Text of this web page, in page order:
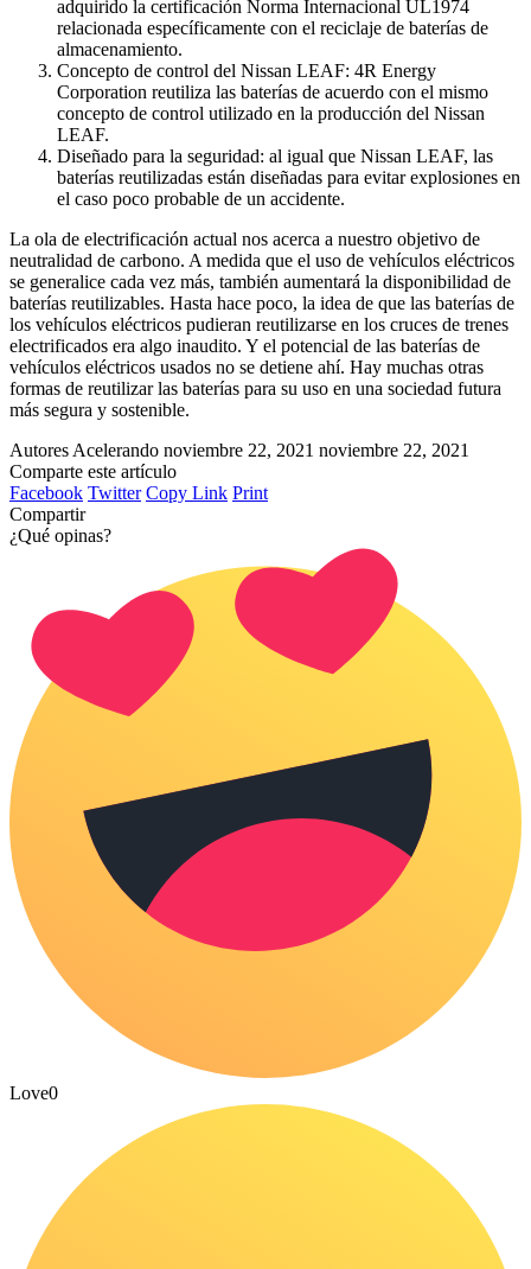
adquirido la certificación Norma Internacional UL1974
relacionada específicamente con el reciclaje de baterías de
almacenamiento.
Concepto de control del Nissan LEAF: 4R Energy
Corporation reutiliza las baterías de acuerdo con el mismo
concepto de control utilizado en la producción del Nissan
LEAF.
Diseñado para la seguridad: al igual que Nissan LEAF, las
baterías reutilizadas están diseñadas para evitar explosiones en
el caso poco probable de un accidente.
La ola de electrificación actual nos acerca a nuestro objetivo de
neutralidad de carbono. A medida que el uso de vehículos eléctricos
se generalice cada vez más, también aumentará la disponibilidad de
baterías reutilizables. Hasta hace poco, la idea de que las baterías de
los vehículos eléctricos pudieran reutilizarse en los cruces de trenes
electrificados era algo inaudito. Y el potencial de las baterías de
vehículos eléctricos usados no se detiene ahí. Hay muchas otras
formas de reutilizar las baterías para su uso en una sociedad futura
más segura y sostenible.
Autores Acelerando noviembre 22, 2021 noviembre 22, 2021
Comparte este artículo
Facebook Twitter Copy Link Print
Compartir
¿Qué opinas?
Love0